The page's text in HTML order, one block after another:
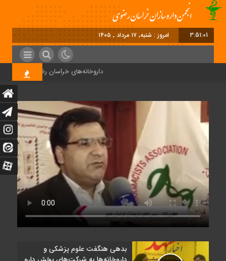
3:51:01 امروز : شنبه, ۱۷ مرداد , ۱۴۰۵
داروخانه‌های خراسان رضوی داروها را با چک ۴ ماهه خریداری
بدهی هنگفت علوم پزشکی و